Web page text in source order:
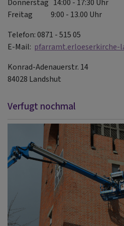
Freitag 9:00 - 13.00 Uhr
Telefon: 0871 - 515 05
E-Mail: pfarramt.erloeserkirche-
Konrad-Adenauerstr. 14
84028 Landshut
Verfugt nochmal